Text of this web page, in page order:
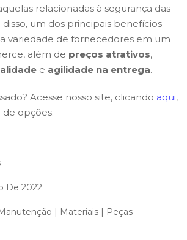
relacionadas à segurança das
um dos principais benefícios
variedade de fornecedores em um
além de preços atrativos,
e agilidade na entrega.
Acesse nosso site, clicando aqui,
opções.
De 2022
| Materiais | Peças